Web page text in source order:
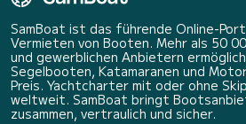
SamBoat ist das führende Online-
Vermieten von Booten. Mehr als 50
und gewerblichen Anbietern
Segelbooten, Katamaranen und
Preis. Yachtcharter mit oder ohne
weltweit. SamBoat bringt
zusammen, vertraulich und sicher.